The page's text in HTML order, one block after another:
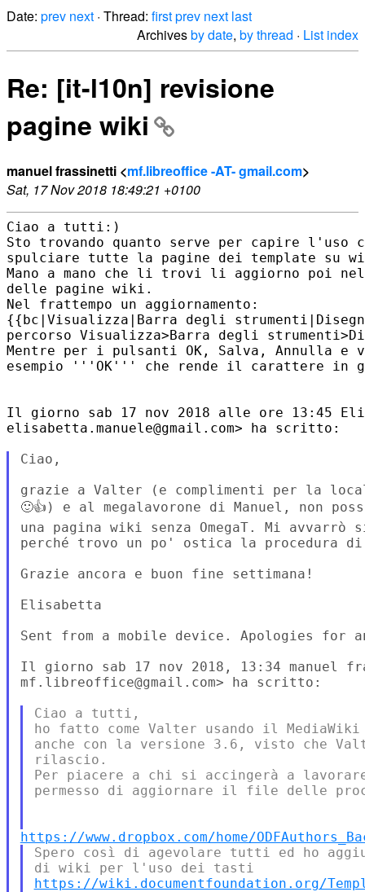
Date: prev next · Thread: firstprev next last
Archivesby date, by thread · List index
Re: [it-l10n] revisione
pagine wiki
manuel frassinetti <mf.libreoffice -AT- gmail.com>
Sat, 17 Nov 2018 18:49:21 +0100
Ciao a tutti:)
Sto trovando quanto serve per capire l'uso
spulciare tutte la pagine dei template su
Mano a mano che li trovi li aggiorno poi nel
delle pagine wiki.
Nel frattempo un aggiornamento:
{{bc|Visualizza|Barra degli
percorso Visualizza>Barra degli
Mentre per i pulsanti OK, Salva, Annulla
esempio '''OK''' che rende il carattere in
Il giorno sab 17 nov 2018 alle ore 13:45
elisabetta.manuele@gmail.com> ha scritto:
Ciao,
grazie a Valter (e complimenti per la
🙂👍) e al megalavorone di Manuel, non
una pagina wiki senza OmegaT. Mi
perché trovo un po' ostica la procedura
Grazie ancora e buon fine settimana!
Elisabetta
Sent from a mobile device. Apologies for
Il giorno sab 17 nov 2018, 13:34 manuel
mf.libreoffice@gmail.com> ha scritto:
Ciao a tutti,
ho fatto come Valter usando il MediaWiki
anche con la versione 3.6, visto che
rilascio.
Per piacere a chi si accingerà a
permesso di aggiornare il file delle
https://www.dropbox.com/home/
Spero così di agevolare tutti ed ho
https://wiki.documentfoundation.org/